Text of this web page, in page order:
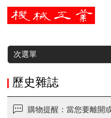
暫停
次選單
歷史雜誌
購物提醒：當您要離開